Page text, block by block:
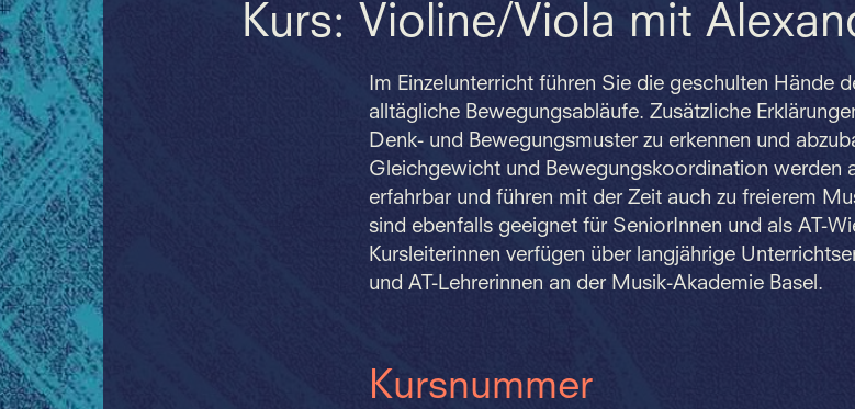
Kurs: Violine/Viola mit
Im Einzelunterricht führen Sie die geschulten Hände
alltägliche Bewegungsabläufe. Zusätzliche
Denk- und Bewegungsmuster zu erkennen und
Gleichgewicht und Bewegungskoordination werden
erfahrbar und führen mit der Zeit auch zu freierem
sind ebenfalls geeignet für SeniorInnen und als AT-
Kursleiterinnen verfügen über langjährige
und AT-Lehrerinnen an der Musik-Akademie Basel.
Kursnummer